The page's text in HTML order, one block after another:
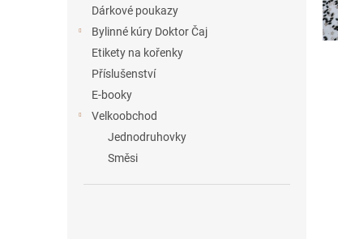
Dárkové poukazy
Bylinné kúry Doktor Čaj
Etikety na kořenky
Příslušenství
E-booky
Velkoobchod
Jednodruhovky
Směsi